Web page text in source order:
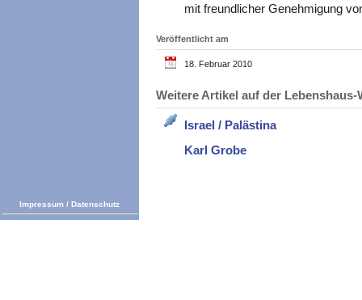
mit freundlicher Genehmigung
Veröffentlicht am
18. Februar 2010
Weitere Artikel auf der
Israel / Palästina
Karl Grobe
Impressum / Datenschutz